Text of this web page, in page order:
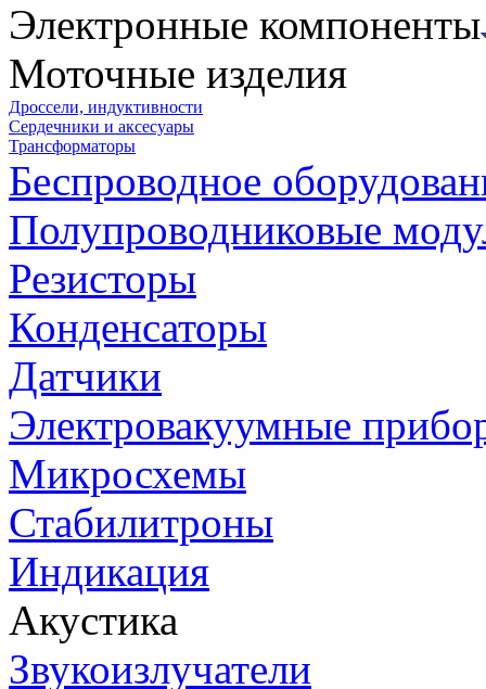
Электронные компоненты
Моточные изделия
Дроссели, индуктивности
Сердечники и аксесуары
Трансформаторы
Беспроводное
Полупроводниковые
Резисторы
Конденсаторы
Датчики
Электровакуумные
Микросхемы
Стабилитроны
Индикация
Акустика
Звукоизлучатели